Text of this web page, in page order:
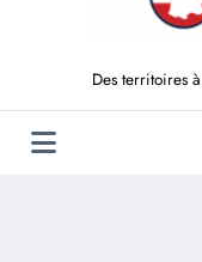
Des territoires